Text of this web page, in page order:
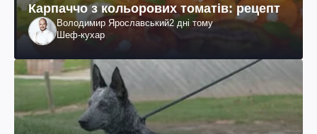
Карпаччо з кольорових томатів: рецепт
Володимир Ярославський2 дні тому
Шеф-кухар